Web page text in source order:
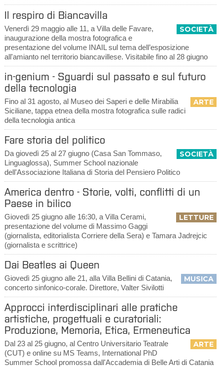
Il respiro di Biancavilla
SOCIETÀ
Venerdì 29 maggio alle 11, a Villa delle Favare,
inaugurazione della mostra fotografica e
presentazione del volume INAIL sul tema dell’esposizione
all'amianto nel territorio biancavillese. Visitabile fino al 28 giugno
in-genium - Sguardi sul passato e sul futuro
della tecnologia
ARTE
Fino al 31 agosto, al Museo dei Saperi e delle Mirabilia
Siciliane, tappa etnea della mostra fotografica sulle radici
della tecnologia antica
Fare storia del politico
SOCIETÀ
Da giovedì 25 al 27 giugno (Casa San Tommaso,
Linguaglossa), Summer School nazionale
dell'Associazione Italiana di Storia del Pensiero Politico
America dentro - Storie, volti, conflitti di un
Paese in bilico
LETTURE
Giovedì 25 giugno alle 16:30, a Villa Cerami,
presentazione del volume di Massimo Gaggi
(giornalista, editorialista Corriere della Sera) e Tamara Jadrejcic
(giornalista e scrittrice)
Dai Beatles ai Queen
MUSICA
Giovedì 25 giugno alle 21, alla Villa Bellini di Catania,
concerto sinfonico-corale. Direttore, Valter Sivilotti
Approcci interdisciplinari alle pratiche
artistiche, progettuali e curatoriali:
Produzione, Memoria, Etica, Ermeneutica
ARTE
Dal 23 al 25 giugno, al Centro Universitario Teatrale
(CUT) e online su MS Teams, International PhD
Summer School promossa dall'Accademia di Belle Arti di Catania